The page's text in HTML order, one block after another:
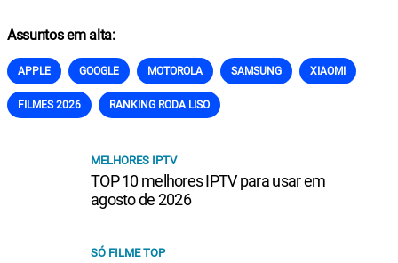
Assuntos em alta:
APPLE GOOGLE MOTOROLA SAMSUNG XIAOMI
FILMES 2026 RANKING RODA LISO
MELHORES IPTV
TOP 10 melhores IPTV para usar em
agosto de 2026
SÓ FILME TOP